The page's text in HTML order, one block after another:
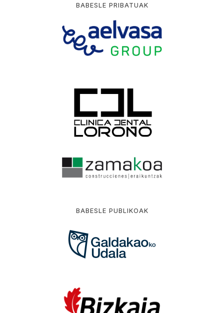
BABESLE PRIBATUAK
BABESLE PUBLIKOAK